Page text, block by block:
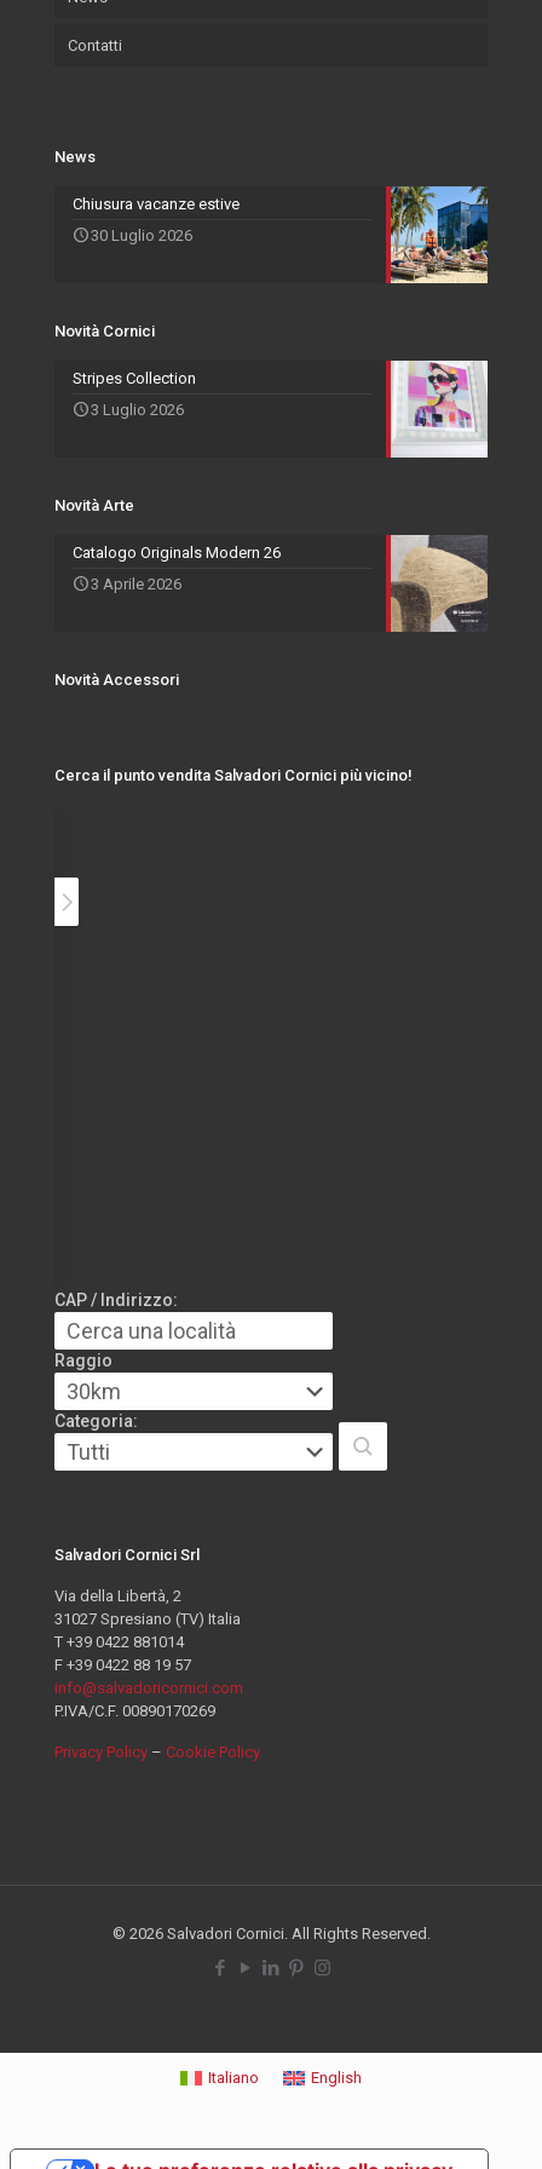
Certificazioni
Quadri
Wallpaper
Eventi e Fiere
Novità Arte
Contatti
News
Chiusura vacanze estive
30 Luglio 2026
Novità Cornici
Stripes Collection
3 Luglio 2026
Novità Arte
Catalogo Originals Modern 26
3 Aprile 2026
Novità Accessori
Cerca il punto vendita Salvadori Cornici più vicino!
CAP / Indirizzo:
Raggio
Categoria:
Salvadori Cornici Srl
Via della Libertà, 2
31027 Spresiano (TV) Italia
T +39 0422 881014
F +39 0422 88 19 57
info@salvadoricornici.com
P.IVA/C.F. 00890170269
Privacy Policy – Cookie Policy
© 2026 Salvadori Cornici. All Rights Reserved.
Italiano English